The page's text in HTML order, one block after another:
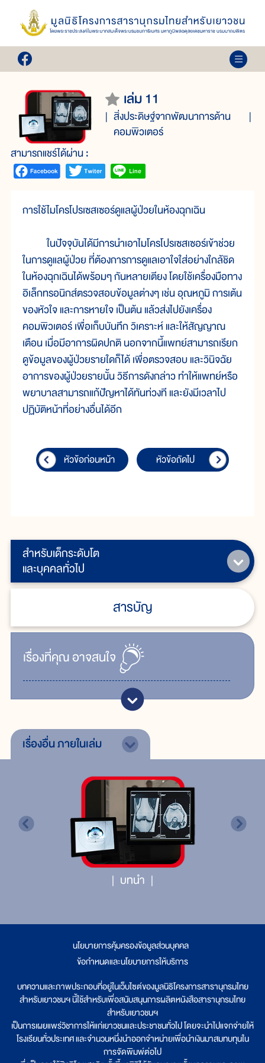
เล่ม 11
สิ่งประดิษฐ์จากพัฒนาการด้าน
คอมพิวเตอร์
สามารถแชร์ได้ผ่าน :
สำหรับเด็กระดับโต
และบุคคลทั่วไป
สารบัญ
เรื่ิองที่คุณอาจสนใจ
การใช้ไมโครโปรเซสเซอร์ดูแลผู้ป่วยในห้องฉุกเฉิน
ในปัจจุบันได้มีการนำเอาไมโครโปรเซสเซอร์เข้าช่วย
ในการดูแลผู้ป่วย ที่ต้องการการดูแลเอาใจใส่อย่างใกล้ชิด
ในห้องฉุกเฉินได้พร้อมๆ กันหลายเตียง โดยใช้เครื่องมือทาง
อิเล็กทรอนิกส์ตรวจสอบข้อมูลต่างๆ เช่น อุณหภูมิ การเต้น
ของหัวใจ และการหายใจ เป็นต้น แล้วส่งไปยังเครื่อง
คอมพิวเตอร์ เพื่อเก็บบันทึก วิเคราะห์ และให้สัญญาณ
เตือน เมื่อมีอาการผิดปกติ นอกจากนี้แพทย์สามารถเรียก
ดูข้อมูลของผู้ป่วยรายใดก็ได้ เพื่อตรวจสอบ และวินิจฉัย
อาการของผู้ป่วยรายนั้น วิธีการดังกล่าว ทำให้แพทย์หรือ
พยาบาลสามารถแก้ปัญหาได้ทันท่วงที และยังมีเวลาไป
ปฏิบัติหน้าที่อย่างอื่นได้อีก
หัวข้อก่อนหน้า หัวข้อถัดไป
เรื่องอื่นภายในเล่ม
บทนำ
นโยบายการคุ้มครองข้อมูลส่วนบุคคล
ข้อกำหนดและนโยบายการให้บริการ
บทความและภาพประกอบที่อยู่ในเว็บไซต์ของมูลนิธิโครงการสารานุกรมไทย
สำหรับเยาวชนฯ นี้ใช้สำหรับเพื่อสนับสนุนการผลิตหนังสือสารานุกรมไทย
สำหรับเยาวชนฯ
เป็นการเผยแพร่วิชาการให้แก่เยาวชนและประชาชนทั่วไป โดยจะนำไปแจกจ่ายให้
โรงเรียนทั่วประเทศ และจำนวนหนึ่งนำออกจำหน่ายเพื่อนำเงินมาสมทบทุนใน
การจัดพิมพ์ต่อไป